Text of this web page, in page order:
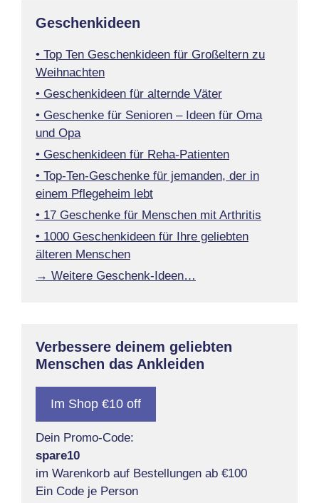
Geschenkideen
• Top Ten Geschenkideen für Großeltern zu
Weihnachten
• Geschenkideen für alternde Väter
• Geschenke für Senioren – Ideen für Oma
und Opa
• Geschenkideen für Reha-Patienten
• Top-Ten-Geschenke für jemanden, der in
einem Pflegeheim lebt
• 17 Geschenke für Menschen mit Arthritis
• 1000 Geschenkideen für Ihre geliebten
älteren Menschen
→ Weitere Geschenk-Ideen…
Verbessere deinem geliebten
Menschen das Ankleiden
Im Shop €10 off
Dein Promo-Code:
spare10
im Warenkorb auf Bestellungen ab €100
Ein Code je Person